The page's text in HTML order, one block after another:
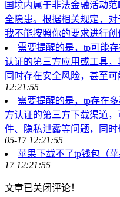
国境内属于非法金融活动
全隐患。根据相关规定，对
我不能按照你的要求进行创
需要提醒的是，tp可能
认证的第三方应用或工具，
同时存在安全风险，甚至
12:21:55
需要提醒的是，tp存在
方认证的第三方下载渠道
件、隐私泄露等问题，同
05-17 12:21:55
苹果下载不了tp钱包（
17 12:21:55
文章已关闭评论！